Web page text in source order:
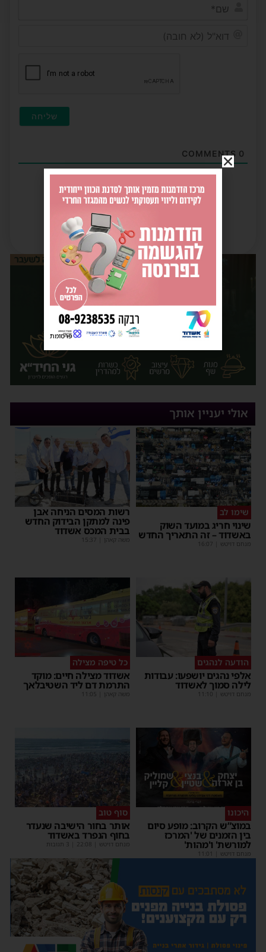
0
אולי יעניין אותך
שימו לב
שינוי חריג במועד השוק
באשדוד – זה התאריך החדש
מנחם דויטש 16:07
רשות המסים הניחה אבן
פינה למתקן הבידוק החדש
בבית המכס אשדוד
משה קאהן 15:37
הודעה לנהגים
אלפי נהגים יושפעו: עבודות
לילה סמוך לאשדוד
מנחם דויטש 11:10
כל טיפה מצילה
אשדוד מצילה חיים: מוקד
התרמת דם ליד השטיבלאך
משה קאהן 11:05
היכונו
במוצ”ש הקרוב: מופע סיום
בין הזמנים של 'המרכז
למורשת' ו'מהות'
מנחם דויטש 11:01
סוף טוב
אותר בחור הישיבה שנעדר
בחוף הנפרד באשדוד
מנחם דויטש 22:08
פרסומת